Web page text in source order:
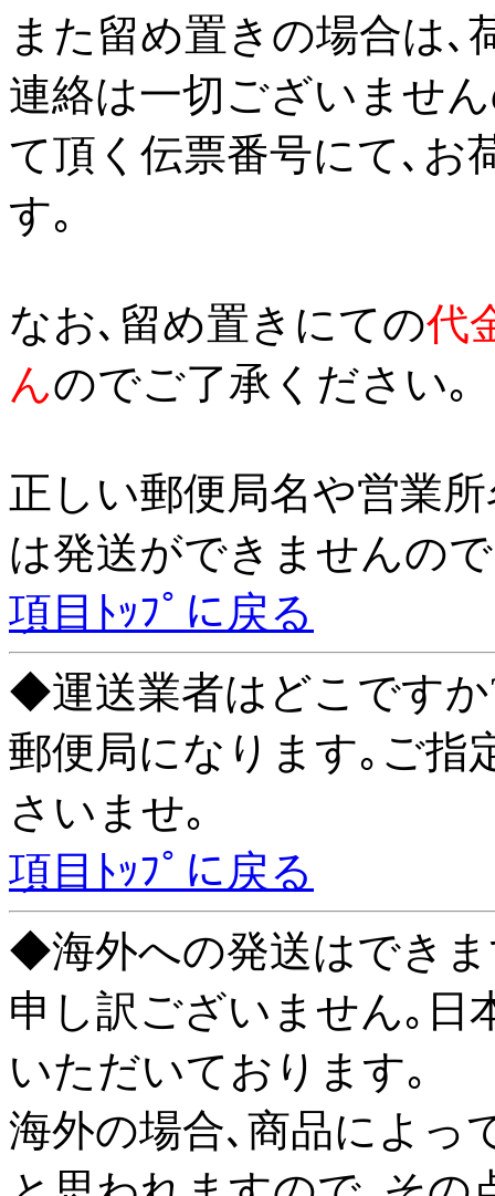
また留め置きの場合は､
連絡は一切ございませ
て頂く伝票番号にて､お
す｡
なお､留め置きにての代
んのでご了承ください｡
正しい郵便局名や営業
は発送ができませんの
項目ﾄｯﾌﾟに戻る
◆運送業者はどこですか
郵便局になります｡ご指
さいませ｡
項目ﾄｯﾌﾟに戻る
◆海外への発送はできま
申し訳ございません｡日
いただいております｡
海外の場合､商品によっ